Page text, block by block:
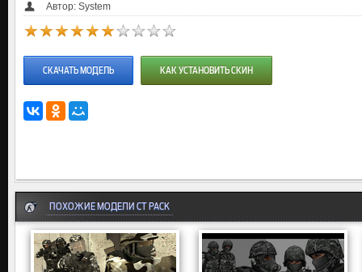
Автор: System
СКАЧАТЬ МОДЕЛЬ КАК УСТАНОВИТЬ СКИН
ПОХОЖИЕ МОДЕЛИ CT PACK